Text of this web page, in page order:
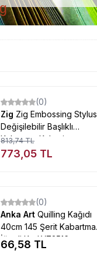
%5
(0)
Zig Zig Embossing Stylus
Değişilebilir Başlıklı
Kabartma Kalemi
813,74TL
773,05 TL
(0)
Anka Art Quilling Kağıdı
40cm 145 Şerit Kabartma
İğneli Kod:YZ2516
66,58 TL